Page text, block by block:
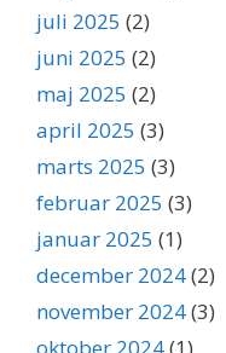
juli 2025 (2)
juni 2025 (2)
maj 2025 (2)
april 2025 (3)
marts 2025 (3)
februar 2025 (3)
januar 2025 (1)
december 2024(2)
november 2024(3)